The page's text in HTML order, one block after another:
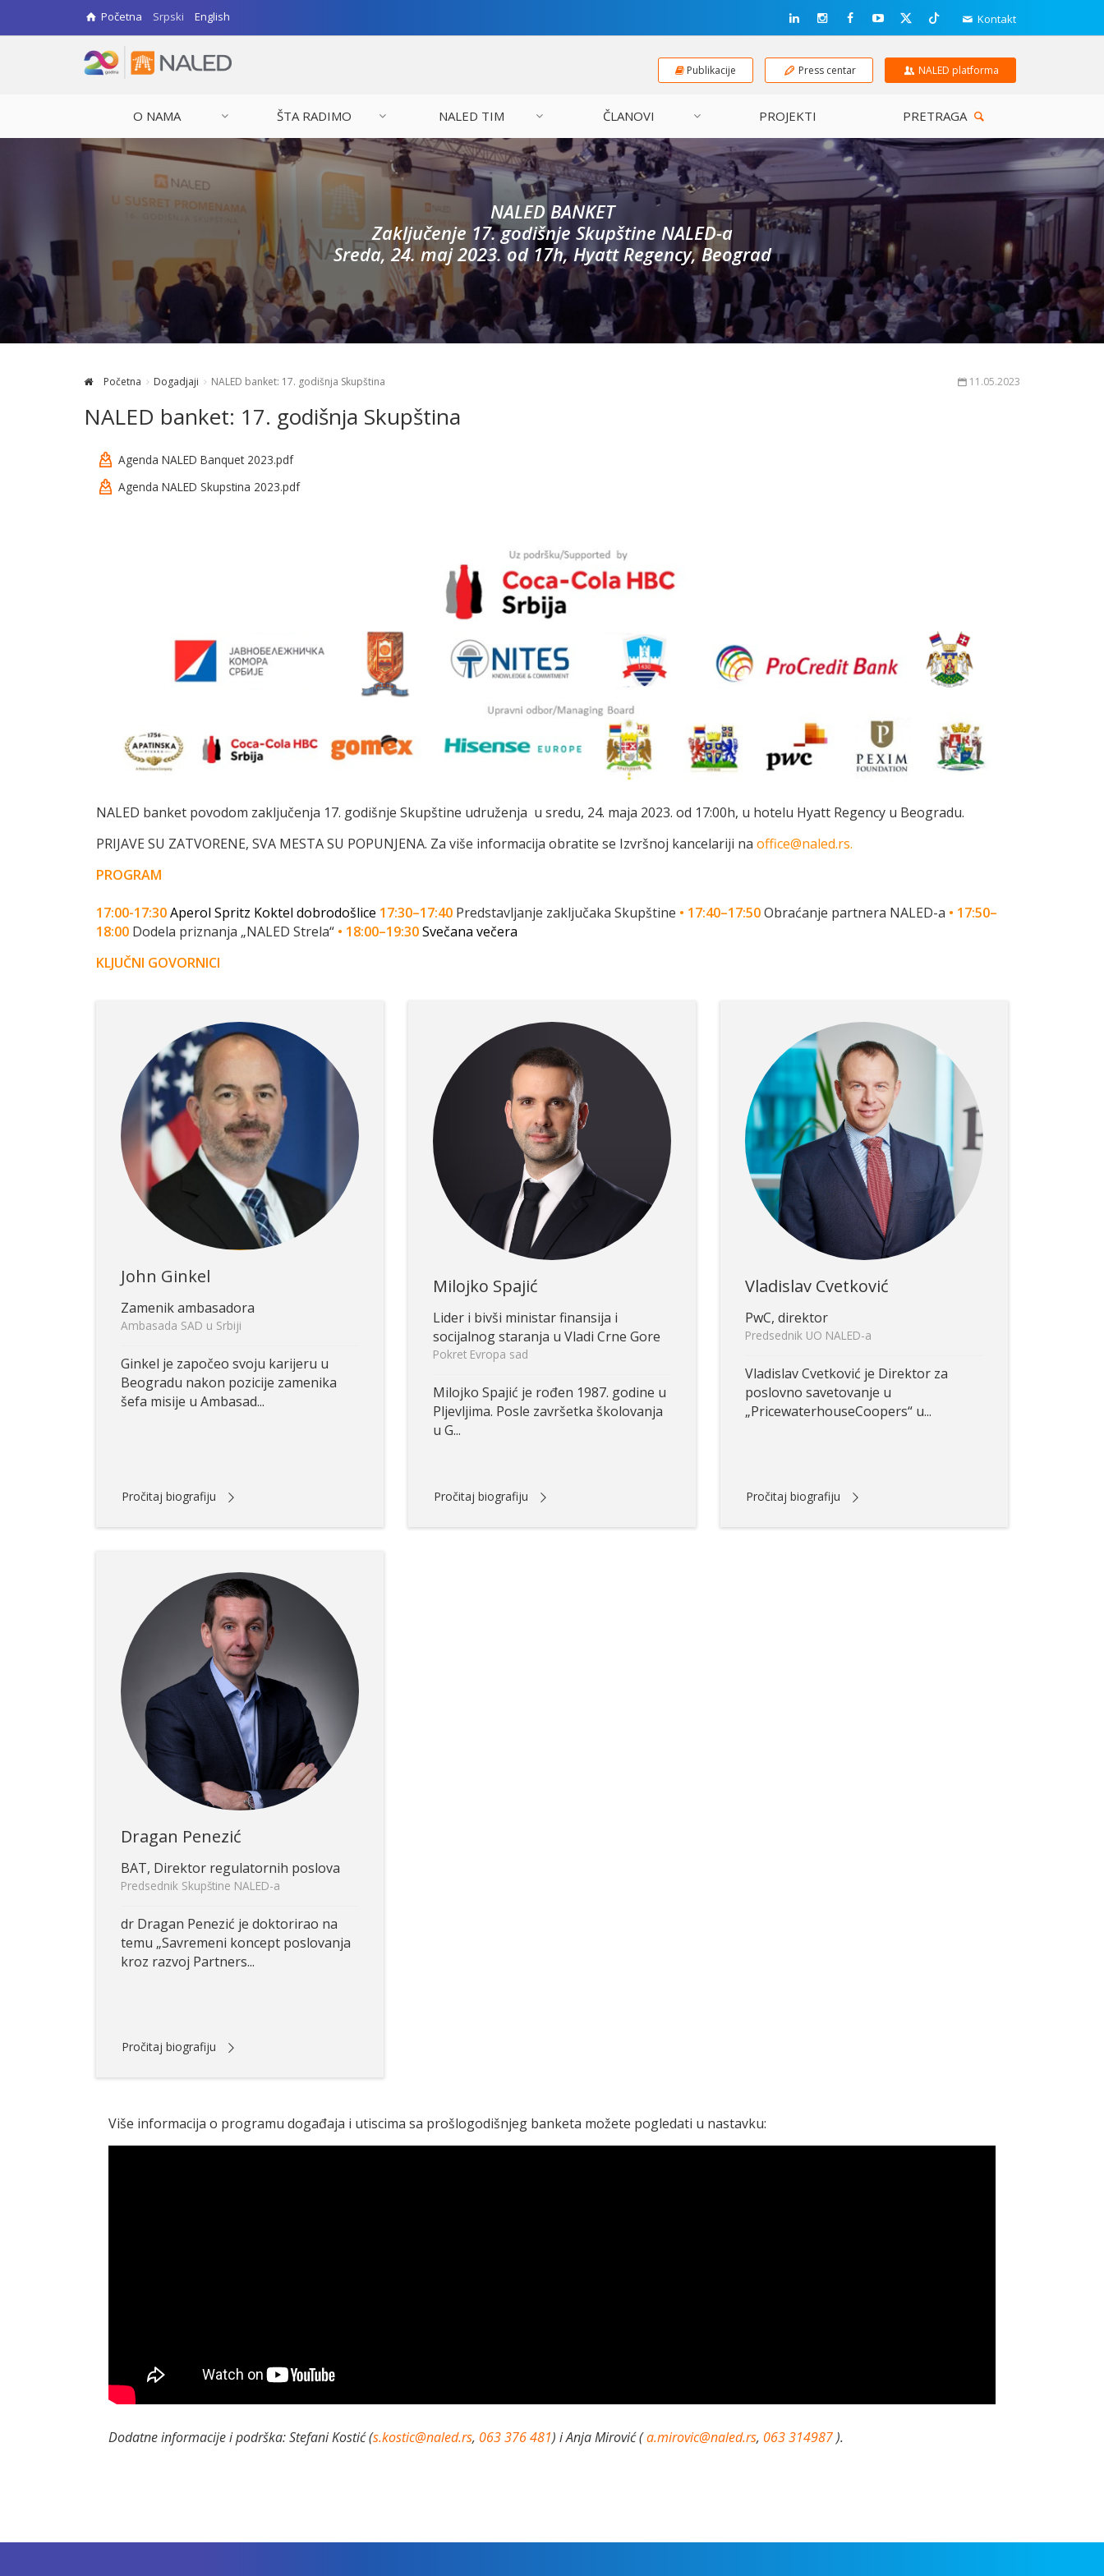
Početna Srpski English Kontakt
Publikacije Press centar NALED platforma
O NAMA ŠTA RADIMO NALED TIM ČLANOVI PROJEKTI PRETRAGA
NALED BANKET
Zaključenje 17. godišnje Skupštine NALED-a
Sreda, 24. maj 2023. od 17h, Hyatt Regency, Beograd
Početna Dogadjaji NALED banket: 17. godišnja Skupština 11.05.2023
NALED banket: 17. godišnja Skupština
Agenda NALED Banquet 2023.pdf
Agenda NALED Skupstina 2023.pdf
NALED banket povodom zaključenja 17. godišnje Skupštine udruženja u sredu, 24. maja 2023. od 17:00h, u hotelu Hyatt Regency u Beogradu.
PRIJAVE SU ZATVORENE, SVA MESTA SU POPUNJENA. Za više informacija obratite se Izvršnoj kancelariji na office@naled.rs.
PROGRAM
17:00-17:30Aperol Spritz Koktel dobrodošlice 17:30–17:40 Predstavljanje zaključaka Skupštine • 17:40–17:50Obraćanje partnera NALED-a • 17:50–
18:00 Dodela priznanja „NALED Strela“ • 18:00–19:30Svečana večera
KLJUČNI GOVORNICI
John Ginkel
Zamenik ambasadora
Ambasada SAD u Srbiji
Ginkel je započeo svoju karijeru u
Beogradu nakon pozicije zamenika
šefa misije u Ambasad...
Pročitaj biografiju
Milojko Spajić
Lider i bivši ministar finansija i
socijalnog staranja u Vladi Crne Gore
Pokret Evropa sad
Milojko Spajić je rođen 1987. godine u
Pljevljima. Posle završetka školovanja
u G...
Pročitaj biografiju
Vladislav Cvetković
PwC, direktor
Predsednik UO NALED-a
Vladislav Cvetković je Direktor za
poslovno savetovanje u
„PricewaterhouseCoopers“ u...
Pročitaj biografiju
Dragan Penezić
BAT, Direktor regulatornih poslova
Predsednik Skupštine NALED-a
dr Dragan Penezić je doktorirao na
temu „Savremeni koncept poslovanja
kroz razvoj Partners...
Pročitaj biografiju
Više informacija o programu događaja i utiscima sa prošlogodišnjeg banketa možete pogledati u nastavku:
Dodatne informacije i podrška: Stefani Kostić (s.kostic@naled.rs, 063 376 481) i Anja Mirović (a.mirovic@naled.rs, 063 314987).